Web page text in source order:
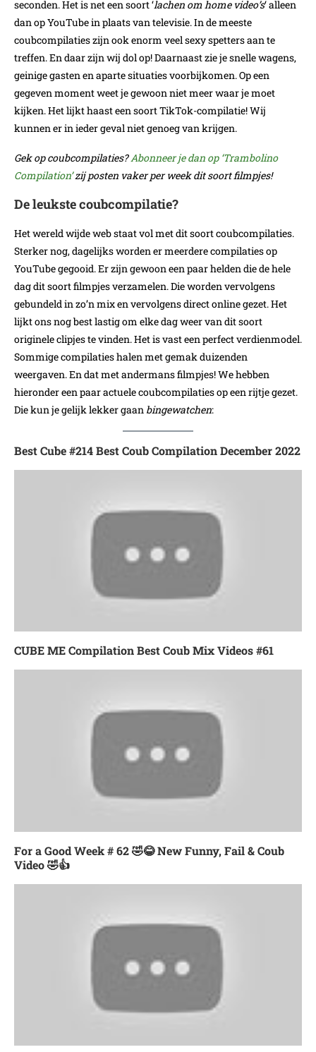
seconden. Het is net een soort ‘lachen om home video’s‘ alleen
dan op YouTube in plaats van televisie. In de meeste
coubcompilaties zijn ook enorm veel sexy spetters aan te
treffen. En daar zijn wij dol op! Daarnaast zie je snelle wagens,
geinige gasten en aparte situaties voorbijkomen. Op een
gegeven moment weet je gewoon niet meer waar je moet
kijken. Het lijkt haast een soort TikTok-compilatie! Wij
kunnen er in ieder geval niet genoeg van krijgen.
Gek op coubcompilaties?Abonneer je dan op ‘Trambolino
Compilation’zij posten vaker per week dit soort filmpjes!
De leukste coubcompilatie?
Het wereld wijde web staat vol met dit soort coubcompilaties.
Sterker nog, dagelijks worden er meerdere compilaties op
YouTube gegooid. Er zijn gewoon een paar helden die de hele
dag dit soort filmpjes verzamelen. Die worden vervolgens
gebundeld in zo’n mix en vervolgens direct online gezet. Het
lijkt ons nog best lastig om elke dag weer van dit soort
originele clipjes te vinden. Het is vast een perfect verdienmodel.
Sommige compilaties halen met gemak duizenden
weergaven. En dat met andermans filmpjes! We hebben
hieronder een paar actuele coubcompilaties op een rijtje gezet.
Die kun je gelijk lekker gaan bingewatchen:
Best Cube #214 Best Coub Compilation December 2022
CUBE ME Compilation Best Coub Mix Videos #61
For a Good Week # 62 🤣😂 New Funny, Fail & Coub
Video 🤣👍